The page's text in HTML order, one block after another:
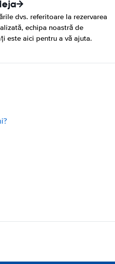
dvs. referitoare la rezervarea
echipa noastră de
este aici pentru a vă ajuta.